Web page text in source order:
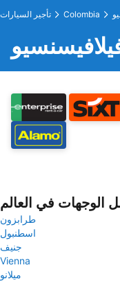
تأجير السيارات Colombia
الوجهات في العالم
طرابزون
اسطنبول
جنيف
Vienna
ميلانو